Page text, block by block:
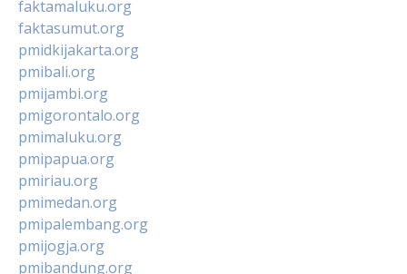
faktamaluku.org
faktasumut.org
pmidkijakarta.org
pmibali.org
pmijambi.org
pmigorontalo.org
pmimaluku.org
pmipapua.org
pmiriau.org
pmimedan.org
pmipalembang.org
pmijogja.org
pmibandung.org